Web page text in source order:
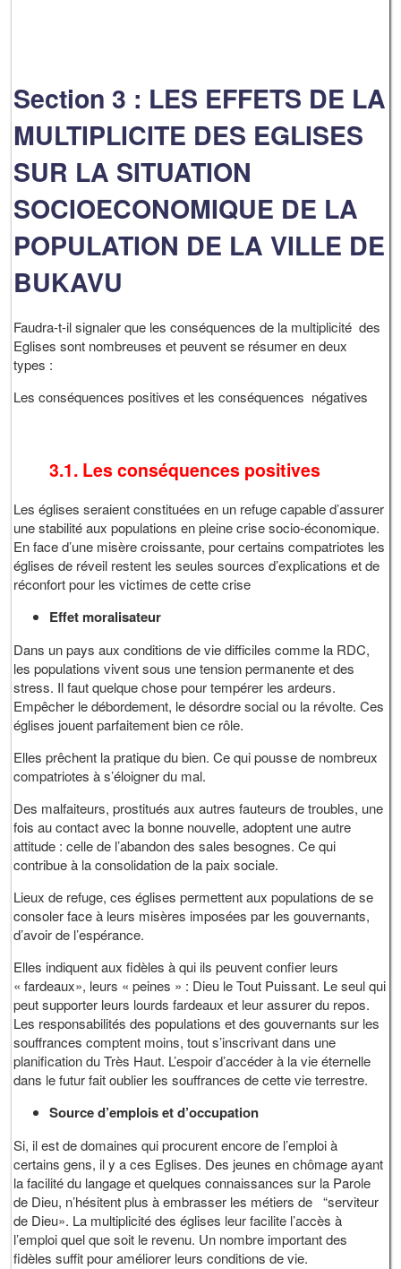
Section 3 : LES EFFETS DE LA
MULTIPLICITE DES EGLISES
SUR LA SITUATION
SOCIOECONOMIQUE DE LA
POPULATION DE LA VILLE DE
BUKAVU
Faudra-t-il signaler que les conséquences de la multiplicité des
Eglises sont nombreuses et peuvent se résumer en deux
types :
Les conséquences positives et les conséquences négatives
3.1. Les conséquences positives
Les églises seraient constituées en un refuge capable d’assurer
une stabilité aux populations en pleine crise socio-économique.
En face d’une misère croissante, pour certains compatriotes les
églises de réveil restent les seules sources d’explications et de
réconfort pour les victimes de cette crise
Effet moralisateur
Dans un pays aux conditions de vie difficiles comme la RDC,
les populations vivent sous une tension permanente et des
stress. Il faut quelque chose pour tempérer les ardeurs.
Empêcher le débordement, le désordre social ou la révolte. Ces
églises jouent parfaitement bien ce rôle.
Elles prêchent la pratique du bien. Ce qui pousse de nombreux
compatriotes à s’éloigner du mal.
Des malfaiteurs, prostitués aux autres fauteurs de troubles, une
fois au contact avec la bonne nouvelle, adoptent une autre
attitude : celle de l’abandon des sales besognes. Ce qui
contribue à la consolidation de la paix sociale.
Lieux de refuge, ces églises permettent aux populations de se
consoler face à leurs misères imposées par les gouvernants,
d’avoir de l’espérance.
Elles indiquent aux fidèles à qui ils peuvent confier leurs
« fardeaux», leurs « peines » : Dieu le Tout Puissant. Le seul qui
peut supporter leurs lourds fardeaux et leur assurer du repos.
Les responsabilités des populations et des gouvernants sur les
souffrances comptent moins, tout s’inscrivant dans une
planification du Très Haut. L’espoir d’accéder à la vie éternelle
dans le futur fait oublier les souffrances de cette vie terrestre.
Source d’emplois et d’occupation
Si, il est de domaines qui procurent encore de l’emploi à
certains gens, il y a ces Eglises. Des jeunes en chômage ayant
la facilité du langage et quelques connaissances sur la Parole
de Dieu, n’hésitent plus à embrasser les métiers de “serviteur
de Dieu». La multiplicité des églises leur facilite l’accès à
l’emploi quel que soit le revenu. Un nombre important des
fidèles suffit pour améliorer leurs conditions de vie.